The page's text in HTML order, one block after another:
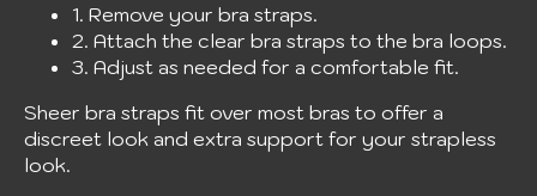
1. Remove your bra straps.
2. Attach the clear bra straps to the bra loops.
3. Adjust as needed for a comfortable fit.
Sheer bra straps fit over most bras to offer a
discreet look and extra support for your strapless
look.